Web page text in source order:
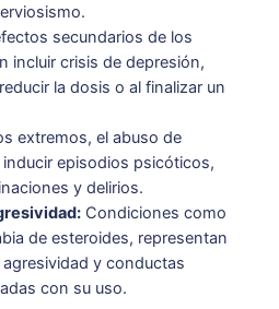
secundarios de los
incluir crisis de depresión,
la dosis o al finalizar un
extremos, el abuso de
episodios psicóticos,
y delirios.
Condiciones como
de esteroides, representan
y conductas
con su uso.